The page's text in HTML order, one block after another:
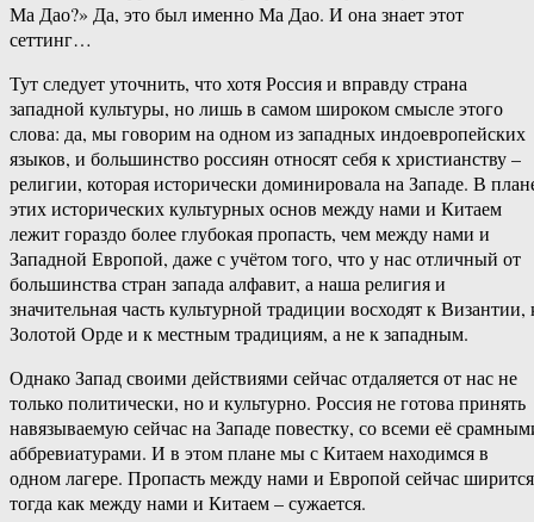
Ма Дао?» Да, это был именно Ма Дао. И она знает этот
сеттинг…
Тут следует уточнить, что хотя Россия и вправду страна
западной культуры, но лишь в самом широком смысле этого
слова: да, мы говорим на одном из западных индоевропейских
языков, и большинство россиян относят себя к христианству –
религии, которая исторически доминировала на Западе. В
этих исторических культурных основ между нами и Китаем
лежит гораздо более глубокая пропасть, чем между нами и
Западной Европой, даже с учётом того, что у нас отличный от
большинства стран запада алфавит, а наша религия и
значительная часть культурной традиции восходят к Византии,
Золотой Орде и к местным традициям, а не к западным.
Однако Запад своими действиями сейчас отдаляется от нас не
только политически, но и культурно. Россия не готова принять
навязываемую сейчас на Западе повестку, со всеми её
аббревиатурами. И в этом плане мы с Китаем находимся в
одном лагере. Пропасть между нами и Европой сейчас
тогда как между нами и Китаем – сужается.